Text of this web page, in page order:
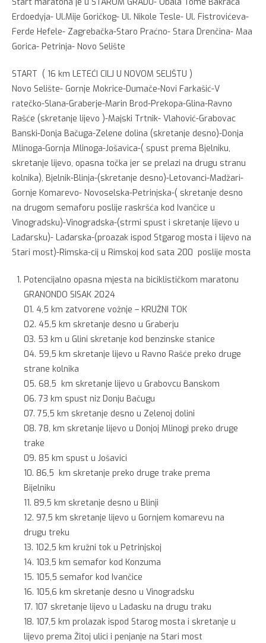
Erdoedyja- Ul.Mije Goričkog- Ul. Nikole Tesle- Ul. Fistrovićeva-
Ferde Hefele- Zagrebačka-Staro Praćno- Stara Drenčina- Maa
Gorica- Petrinja- Novo Selište
START ( 16 km LETEĆI CILJ U NOVOM SELIŠTU )
Novo Selište- Gornje Mokrice-Dumače-Novi Farkašić-V
ratečko-Slana-Graberje-Marin Brod-Prekopa-Glina-Ravno
Rašće (skretanje lijevo )-Majski Trtnik- Vlahović-Grabovac
Banski-Donja Bačuga-Zelene dolina (skretanje desno)-Donja
Mlinoga-Gornja Mlinoga-Jošavica-( spust prema Bjelniku,
skretanje lijevo, opasna točka jer se prelazi na drugu stranu
kolnika), Bjelnik-Blinja-(skretanje desno)-Letovanci-Madžari-
Gornje Komarevo- Novoselska-Petrinjska-( skretanje desno
na drugom semaforu poslije raskršća kod Ivančice u
Vinogradsku)-Vinogradska-(strmi spust i skretanje lijevo u
Lađarsku)- Lađarska-(proazak ispod Stgarog mosta i lijevo na
Stari most)-Rimska-cij u Rimskoj kod sata 200 poslije mosta
Potencijalno opasna mjesta na biciklističkom maratonu
GRANONDO SISAK 2024
01. 4,5 km zatvorene vožnje – KRUŽNI TOK
02. 45,5 km skretanje desno u Graberju
03. 53 km u Glini skretanje kod benzinske stanice
04. 59,5 km skretanje lijevo u Ravno Rašće preko druge
strane kolnika
05. 68,5 km skretanje lijevo u Grabovcu Banskom
06. 73 km spust niz Donju Bačugu
07. 75,5 km skretanje desno u Zelenoj dolini
08. 78, km skretanje lijevo u Donjoj Mlinogi preko druge
trake
09. 85 km spust u Jošavici
10. 86,5 km skretanje preko druge trake prema
Bijelniku
11. 89,5 km skretanje desno u Blinji
12. 97,5 km skretanje lijevo u Gornjem komarevu na
drugu treku
13. 102,5 km kružni tok u Petrinjskoj
14. 103,5 km semafor kod Konzuma
15. 105,5 semafor kod Ivančice
16. 105,6 km skretanje desno u Vinogradsku
17. 107 skretanje lijevo u Lađasku na drugu traku
18. 107,5 km prolazak ispod Starog mosta i skretanje u
lijevo prema Žitoj ulici i penjanje na Stari most